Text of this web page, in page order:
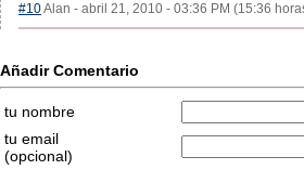
#10Alan - abril 21, 2010 - 03:36 PM (15:36
Añadir Comentario
tu nombre
tu email
(opcional)